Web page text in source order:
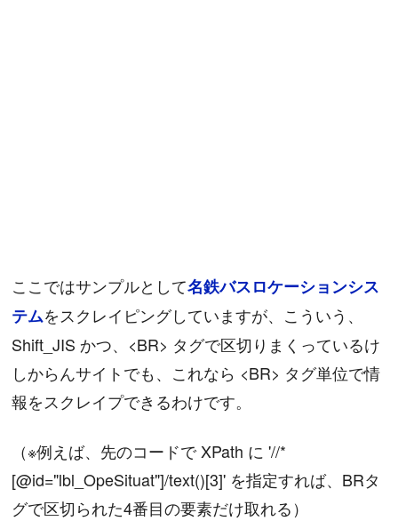
ここではサンプルとして名鉄バスロケーションシス
テムをスクレイピングしていますが、こういう、
Shift_JIS かつ、<BR> タグで区切りまくっているけ
しからんサイトでも、これなら <BR> タグ単位で情
報をスクレイプできるわけです。
（※例えば、先のコードで XPath に '//*
[@id="lbl_OpeSituat"]/text()[3]' を指定すれば、BRタ
グで区切られた4番目の要素だけ取れる）